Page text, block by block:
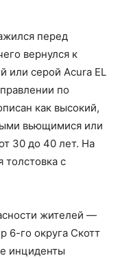
перед
вернулся к
или серой Acura EL
по
как высокий,
вьющимися или
30 до 40 лет. На
с
жителей —
6-го округа Скотт
инциденты